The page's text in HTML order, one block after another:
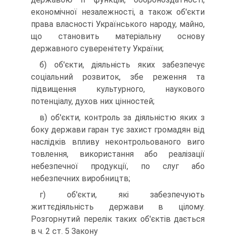
економічної незалежності, а також об'єкти
права власності Українського народу, майно,
що становить матеріальну основу
державного суверенітету України;
б) об'єкти, діяльність яких забезпечує
соціальний розвиток, збе реження та
підвищення культурного, наукового
потенціалу, духов них цінностей;
в) об'єкти, контроль за діяльністю яких з
боку держави гаран тує захист громадян від
наслідків впливу неконтрольованого виго
товлення, використання або реалізації
небезпечної продукції, по слуг або
небезпечних виробництв;
г) об'єкти, які забезпечують
життєдіяльність держави в цілому.
Розгорнутий перелік таких об'єктів дається
в ч. 2 ст. 5 Закону